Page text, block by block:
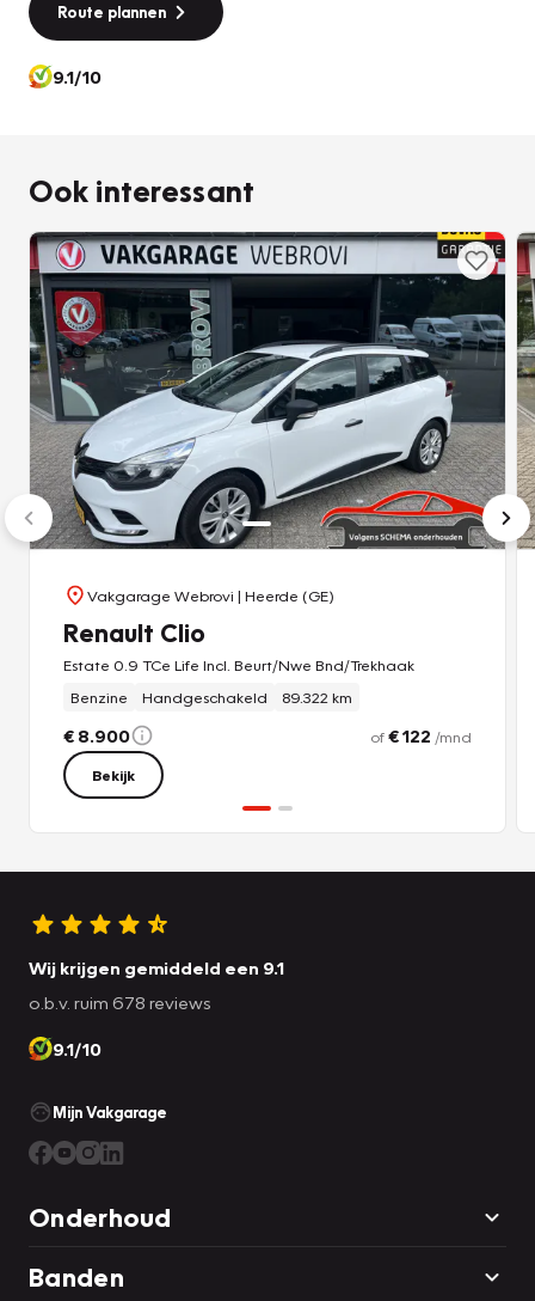
Route plannen
9.1/10
Ook interessant
Vakgarage Webrovi | Heerde (GE)
Renault Clio
Estate 0.9 TCe Life Incl. Beurt/Nwe Bnd/Trekhaak
Benzine
Handgeschakeld 89.322 km
€ 8.900 of€ 122 /mnd
Bekijk
Wij krijgen gemiddeld een 9.1
o.b.v. ruim 678 reviews
9.1/10
Mijn Vakgarage
Onderhoud
Banden